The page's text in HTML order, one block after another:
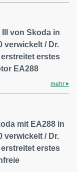
von Skoda in
verwickelt / Dr.
erstes
EA288
mehr
mit EA288 in
verwickelt / Dr.
erstes